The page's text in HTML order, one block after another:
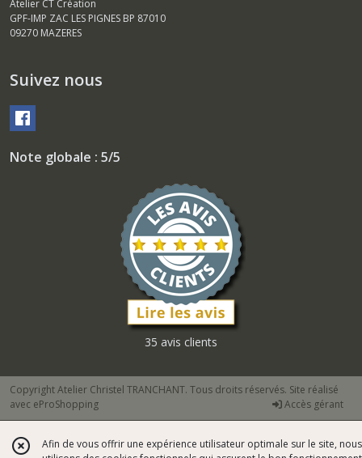
Atelier CT Création
GPF-IMP ZAC LES PIGNES BP 87010
09270 MAZERES
Suivez nous
Note globale : 5/5
35 avis clients
Copyright Atelier Christel TRANCHANT. Tous droits réservés. Site réalisé
avec eProShopping Accès gérant
Afin de vous offrir une expérience utilisateur optimale sur le site, nous